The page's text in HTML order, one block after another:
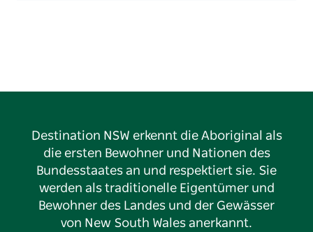
Destination NSW erkennt die Aboriginal als
die ersten Bewohner und Nationen des
Bundesstaates an und respektiert sie. Sie
werden als traditionelle Eigentümer und
Bewohner des Landes und der Gewässer
von New South Wales anerkannt.